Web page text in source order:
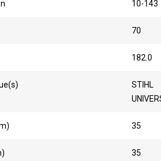
10-143
70
182.0
STIHL
35
35